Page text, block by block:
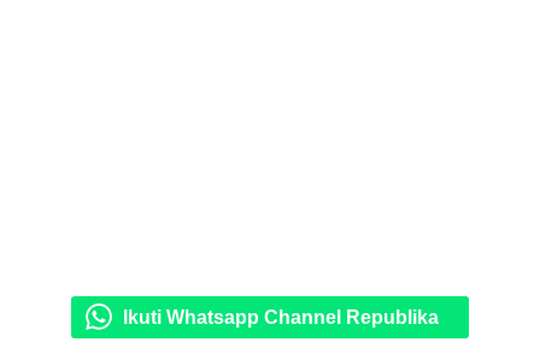
Ikuti Whatsapp Channel Republika